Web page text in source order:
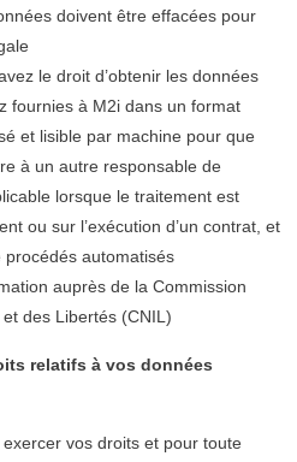
doivent être effacées pour
le droit d’obtenir les données
fournies à M2i dans un format
et lisible par machine pour que
à un autre responsable de
lorsque le traitement est
ou sur l’exécution d’un contrat, et
procédés automatisés
auprès de la Commission
des Libertés (CNIL)
relatifs à vos données
vos droits et pour toute